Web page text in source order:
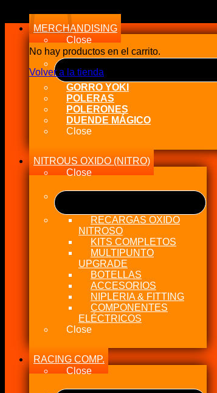
No hay productos en el carrito.
Volver a la tienda
MERCHANDISING
Close
GORRO YOKI
POLERAS
POLERONES
DUENDE MÁGICO
Close
NITROUS OXIDO (NITRO)
Close
RECARGAS OXIDO
NITROSO
KITS COMPLETOS
MULTIPUNTO
UPGRADE
BOTELLAS
ACCESORIOS
NIPLERIA & FITTING
COMPONENTES
ELÉCTRICOS
Close
RACING COMP.
Close